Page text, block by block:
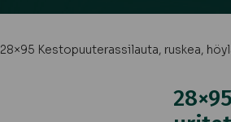
28×95 Kestopuuterassilauta, ruskea,